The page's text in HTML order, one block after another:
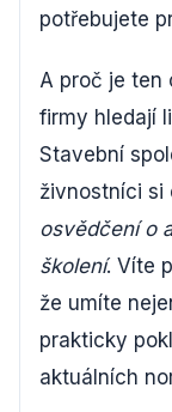
potřebujete
A proč je ten
firmy hledají
Stavební
živnostníci si
osvědčení o
školení. Víte
že umíte
prakticky
aktuálních